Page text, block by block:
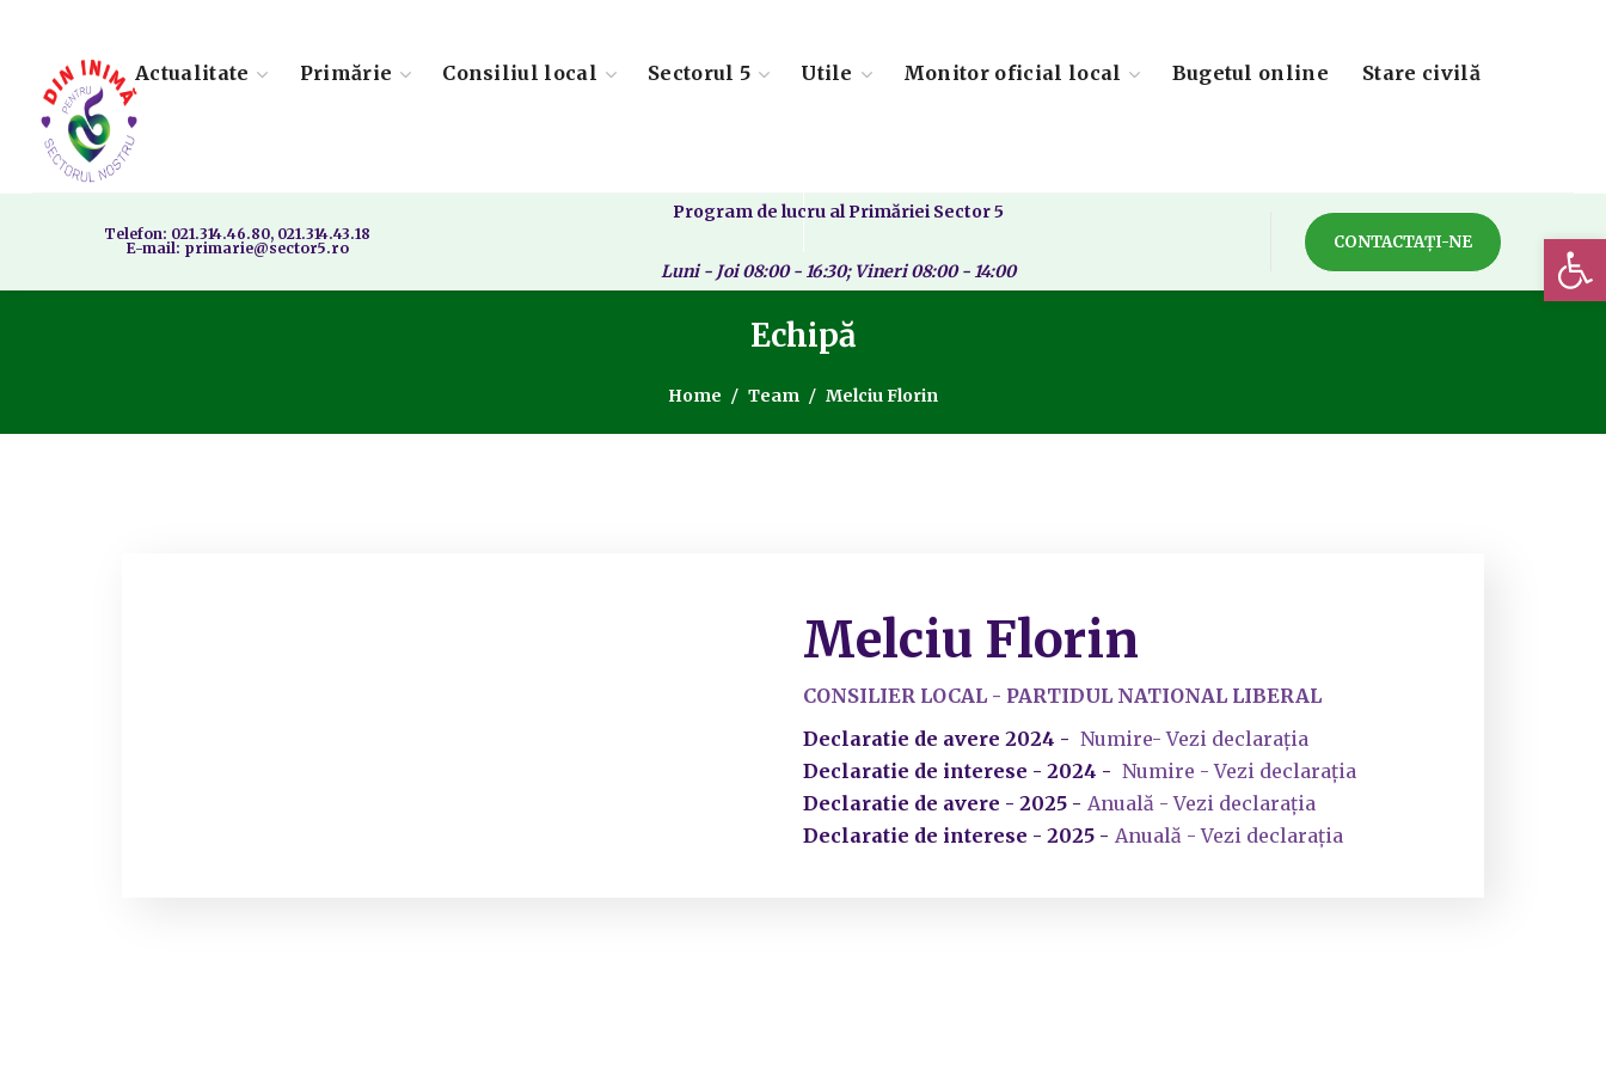
Actualitate Primărie Consiliul local Sectorul 5 Utile Monitor oficial local Bugetul online Stare civilă
Telefon: 021.314.46.80, 021.314.43.18
E-mail: primarie@sector5.ro
Program de lucru al Primăriei Sector 5
Luni - Joi 08:00 - 16:30; Vineri 08:00 - 14:00
CONTACTAȚI-NE
Echipă
Home Team Melciu Florin
Melciu Florin
CONSILIER LOCAL - PARTIDUL NATIONAL LIBERAL
Declaratie de avere 2024 - Numire- Vezi declarația
Declaratie de interese - 2024 - Numire - Vezi declarația
Declaratie de avere - 2025 - Anuală - Vezi declarația
Declaratie de interese - 2025 - Anuală - Vezi declarația